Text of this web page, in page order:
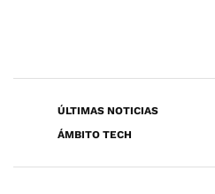
ÚLTIMAS NOTICIAS
ÁMBITO TECH